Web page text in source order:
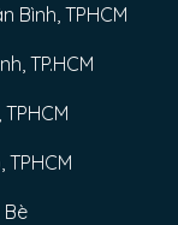
Bình, TPHCM
TP.HCM
Bè